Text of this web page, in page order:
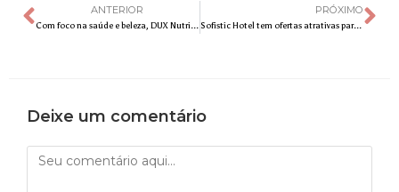
ANTERIOR
Com foco na saúde e beleza, DUX Nutrition traz o frescor do Capim Limão para sua linha Collagen
PRÓXIMO
Sofistic Hotel tem ofertas atrativas para os turistas que deixaram a viagem de Carnaval para última hora
Deixe um comentário